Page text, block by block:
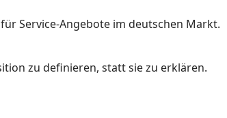
Service-Angebote im deutschen Markt.
zu definieren, statt sie zu erklären.